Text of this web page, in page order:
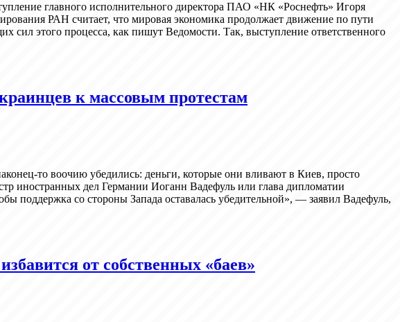
главного исполнительного директора ПАО «НК «Роснефть» Игоря
РАН считает, что мировая экономика продолжает движение по пути
сил этого процесса, как пишут Ведомости. Так, выступление ответственного
к массовым протестам
то воочию убедились: деньги, которые они вливают в Киев, просто
иностранных дел Германии Иоганн Вадефуль или глава дипломатии
поддержка со стороны Запада оставалась убедительной», — заявил Вадефуль,
от собственных «баев»